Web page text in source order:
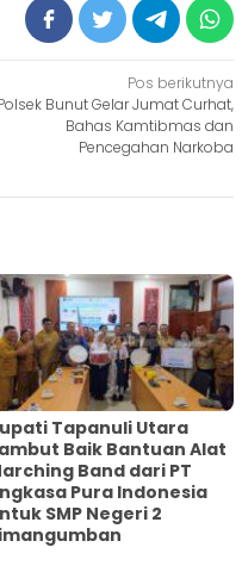
Pos berikutnya
Bunut Gelar Jumat Curhat,
Bahas Kamtibmas dan
Pencegahan Narkoba
Tapanuli Utara
Baik Bantuan Alat
Band dari PT
Pura Indonesia
SMP Negeri 2